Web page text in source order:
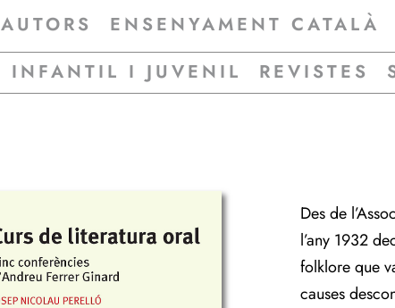
AUTORS ENSENYAMENT CATALÀ
INFANTIL I JUVENIL REVISTES
Des de
l’any 1932
folklore que
causes